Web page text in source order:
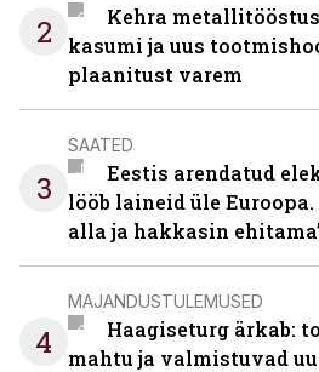
2
Kehra
kasumi ja uus
plaanitust varem
3
SAATED
Eestis arendatud
lööb laineid üle
alla ja hakkasin
4
MAJANDUSTULEMUSED
Haagiseturg ärkab:
mahtu ja valmistuvad